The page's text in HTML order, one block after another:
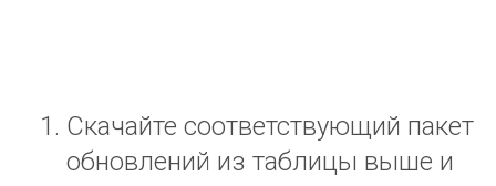
Скачайте соответствующий пакет
обновлений из таблицы выше и